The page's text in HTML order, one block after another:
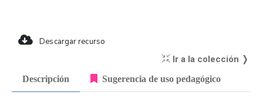
Descargar recurso
Ir a la colección ❭
Descripción Sugerencia de uso pedagógico